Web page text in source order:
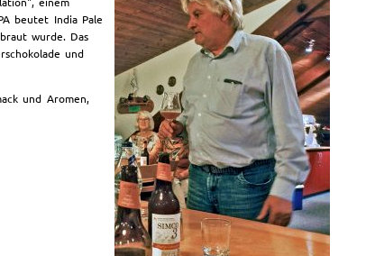
beutet India Pale
wurde. Das
und
und Aromen,